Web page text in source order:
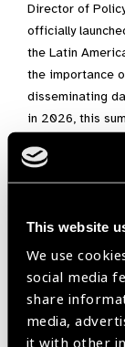
This website
We use
social media
share
media,
Director of
officially
the Latin
the importance
disseminating
in 2026, this
the
evidence to
2021 and other
the last decade,
crucial issue for
of Universal
Development